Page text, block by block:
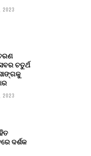
2023
ଚତୁର୍ଥ
2023
ଦର୍ଶକ